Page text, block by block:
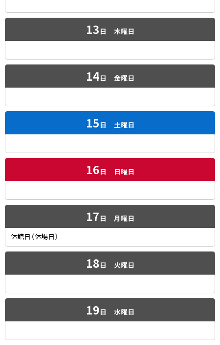
13 日 木曜日
14日 金曜日
15 日 土曜日
16日 日曜日
17 日
月曜日
休館日（休場日）
18日 火曜日
19日 水曜日